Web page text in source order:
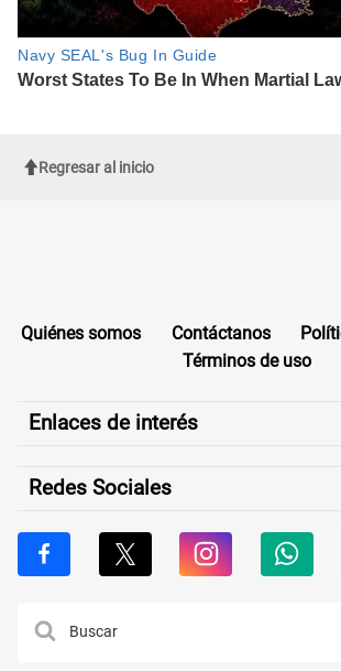
Regresar al inicio
Quiénes somos Contáctanos
Términos de uso
Enlaces de interés
Redes Sociales